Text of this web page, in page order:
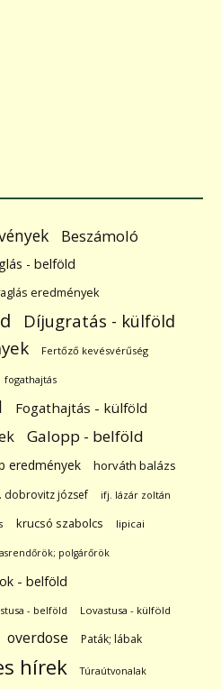
Beszámoló
- belföld
eredmények
Díjugratás - külföld
Fertőző kevésvérűség
fogathajtás
Fogathajtás - külföld
Galopp - belföld
eredmények horváth balázs
dobrovitz józsef ifj. lázár zoltán
krucsó szabolcs lipicai
polgárőrök
- belföld
- belföld Lovastusa - külföld
overdose Paták; lábak
hírek Túraútvonalak